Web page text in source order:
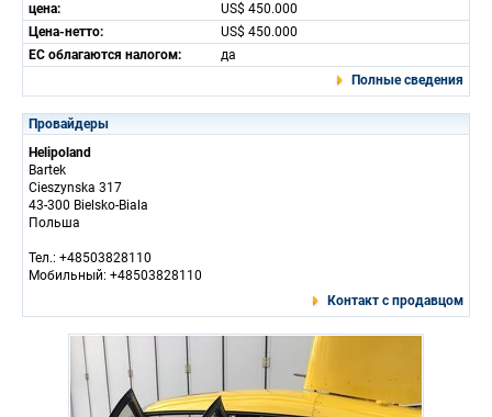
цена:
US$ 450.000
Цена-нетто:
US$ 450.000
ЕС облагаются налогом:
да
Полные сведения
Провайдеры
Helipoland
Bartek
Cieszynska 317
43-300 Bielsko-Biala
Польша
Тел.: +48503828110
Мобильный: +48503828110
Контакт с продавцом